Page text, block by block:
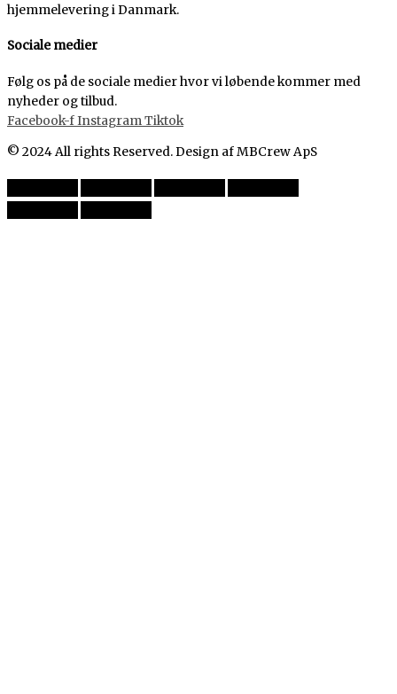
hjemmelevering i Danmark.
Sociale medier
Følg os på de sociale medier hvor vi løbende kommer med
nyheder og tilbud.
Facebook-fInstagramTiktok
© 2024 All rights Reserved. Design af MBCrew ApS